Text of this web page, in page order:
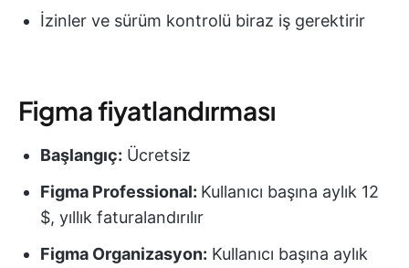
İzinler ve sürüm kontrolü biraz iş gerektirir
Figma fiyatlandırması
Başlangıç: Ücretsiz
Figma Professional: Kullanıcı başına aylık 12
$, yıllık faturalandırılır
Figma Organizasyon: Kullanıcı başına aylık